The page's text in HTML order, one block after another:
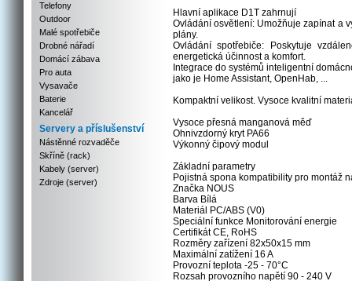
Telefony
Outdoor
Malé spotřebiče
Drobné nářadí
Domácí zábava
Pro auta
Vysavače
Baterie
Kancelář
Servery a příslušenství
Nástěnné rozvaděče
Skříně (rack)
Kabely (server)
Zdroje (server)
Hlavní aplikace D1T zahrnují
Ovládání osvětlení: Umožňuje zapínat a
plány.
Ovládání spotřebiče: Poskytuje
energetická účinnost a komfort.
Integrace do systémů inteligentní
jako je Home Assistant, OpenHab, ...
Kompaktní velikost. Vysoce kvalitní
Vysoce přesná manganová měď
Ohnivzdorný kryt PA66
Výkonný čipový modul
Základní parametry
Pojistná spona kompatibility pro montáž
Značka NOUS
Barva Bílá
Materiál PC/ABS (V0)
Speciální funkce Monitorování energie
Certifikát CE, RoHS
Rozměry zařízení 82x50x15 mm
Maximální zatížení 16 A
Provozní teplota -25 - 70°C
Rozsah provozního napětí 90 - 240 V